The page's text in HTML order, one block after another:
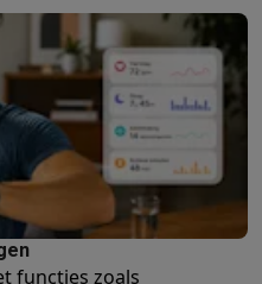
op groot elektroSolden op
CashbacksSolden
prijsgarantie
installatieInbouw installatie
EcochequesKopen op
toestel
Controleer jouw
ideale wasmachineWelke
HuishoudenKeuken
TV
functies zoals